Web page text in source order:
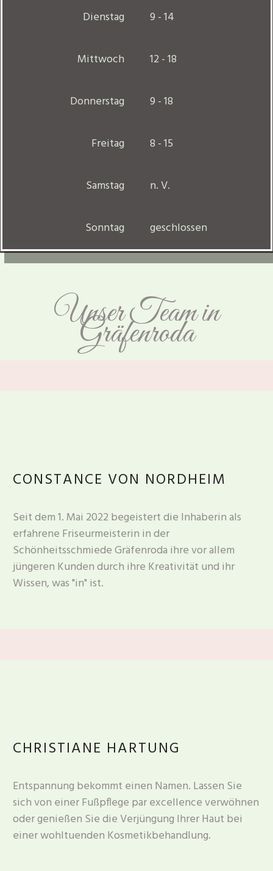
Dienstag 9 - 14
Mittwoch 12 - 18
Donnerstag 9 - 18
Freitag 8 - 15
Samstag n. V.
Sonntag geschlossen
Unser Team in
Gräfenroda
CONSTANCE VON NORDHEIM
Seit dem 1. Mai 2022 begeistert die Inhaberin als
erfahrene Friseurmeisterin in der
Schönheitsschmiede Gräfenroda ihre vor allem
jüngeren Kunden durch ihre Kreativität und ihr
Wissen, was "in" ist.
CHRISTIANE HARTUNG
Entspannung bekommt einen Namen. Lassen Sie
sich von einer Fußpflege par excellence verwöhnen
oder genießen Sie die Verjüngung Ihrer Haut bei
einer wohltuenden Kosmetikbehandlung.